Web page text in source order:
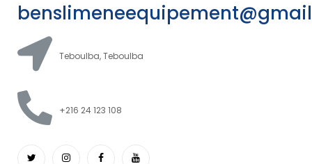
Teboulba, Teboulba
+216 24 123 108